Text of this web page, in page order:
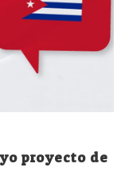
proyecto de